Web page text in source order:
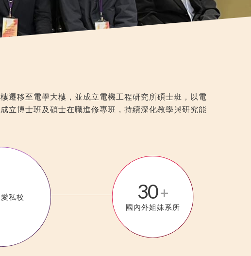
遷移至電學大樓，並成立電機工程研究所碩士班，以電
立博士班及碩士在職進修專班，持續深化教學與研究能
私校 30+
國內外姐妹系所